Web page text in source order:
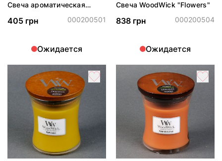
Свеча ароматическая
405 грн 000200501
Ожидается
Свеча WoodWick "Flowers"
838 грн 000200504
Ожидается